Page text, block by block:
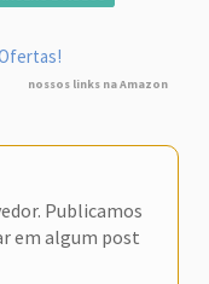
nossos links na Amazon
Publicamos
em algum post